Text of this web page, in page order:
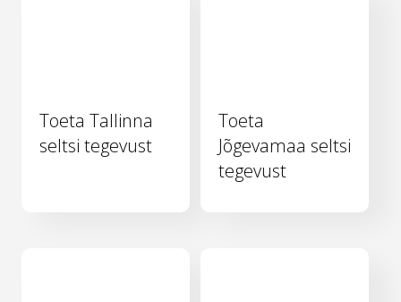
Toeta Tallinna
seltsi tegevust
Toeta
Jõgevamaa seltsi
tegevust